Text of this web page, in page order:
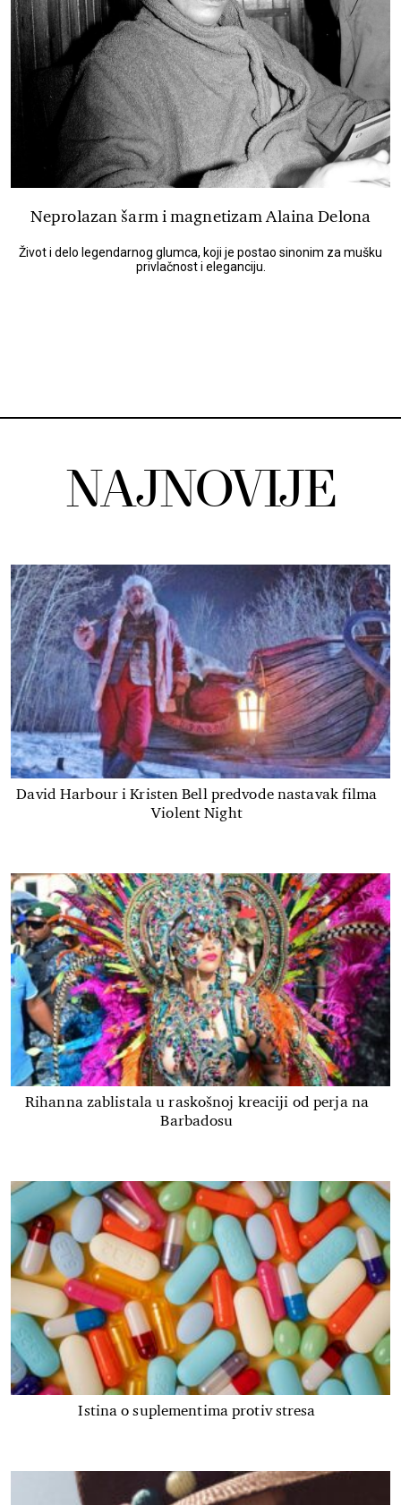
Neprolazan šarm i magnetizam Alaina Delona
Život i delo legendarnog glumca, koji je postao sinonim za mušku
privlačnost i eleganciju.
NAJNOVIJE
David Harbour i Kristen Bell predvode nastavak filma
Violent Night
Rihanna zablistala u raskošnoj kreaciji od perja na
Barbadosu
Istina o suplementima protiv stresa